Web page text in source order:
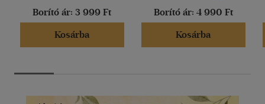
Borító ár: 3 999 Ft
Kosárba
Borító ár: 4 990 Ft
Kosárba